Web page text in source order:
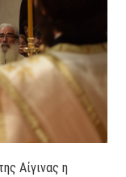
Αίγινας η